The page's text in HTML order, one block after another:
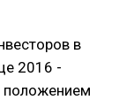
в
2016 -
положением